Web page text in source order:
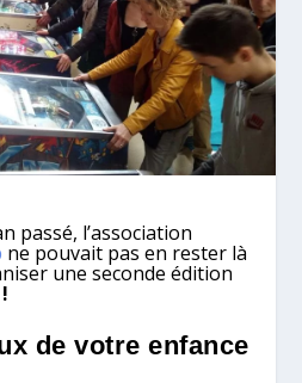
passé, l’association
ne pouvait pas en rester là
une seconde édition
de votre enfance